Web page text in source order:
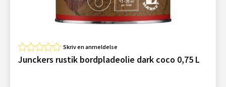
Skriv en anmeldelse
Junckers rustik bordpladeolie dark coco 0,75 L